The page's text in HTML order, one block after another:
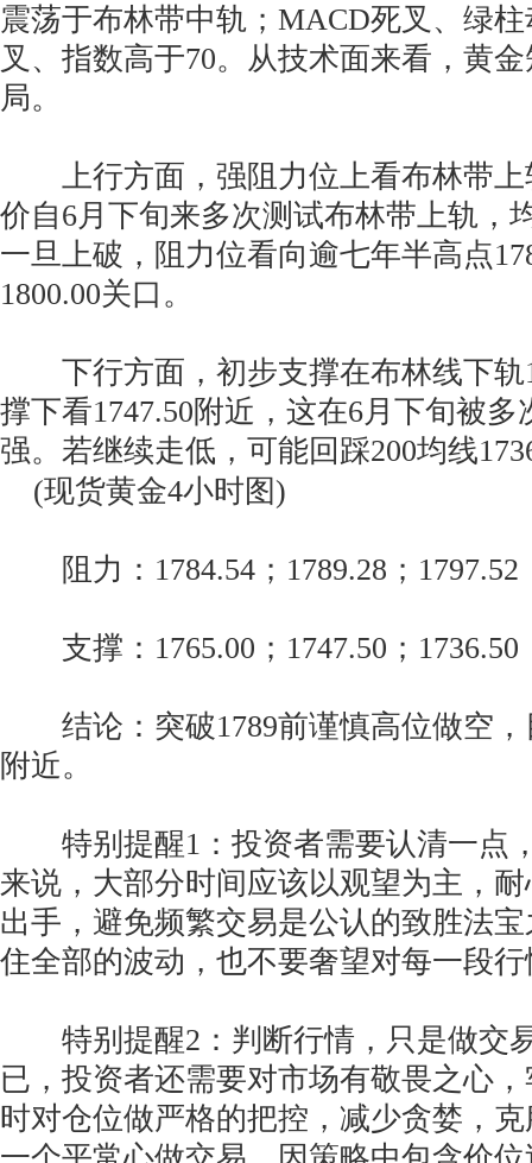
震荡于布林带中轨；MACD死叉、绿
叉、指数高于70。从技术面来看，黄
局。
上行方面，强阻力位上看布林带上
价自6月下旬来多次测试布林带上轨，
一旦上破，阻力位看向逾七年半高点
1800.00关口。
下行方面，初步支撑在布林线下轨
撑下看1747.50附近，这在6月下旬被
强。若继续走低，可能回踩200均线
(现货黄金4小时图)
阻力：1784.54；1789.28；1797.52
支撑：1765.00；1747.50；1736.50
结论：突破1789前谨慎高位做空，
附近。
特别提醒1：投资者需要认清一点
来说，大部分时间应该以观望为主，
出手，避免频繁交易是公认的致胜法
住全部的波动，也不要奢望对每一段
特别提醒2：判断行情，只是做交
已，投资者还需要对市场有敬畏之心
时对仓位做严格的把控，减少贪婪，